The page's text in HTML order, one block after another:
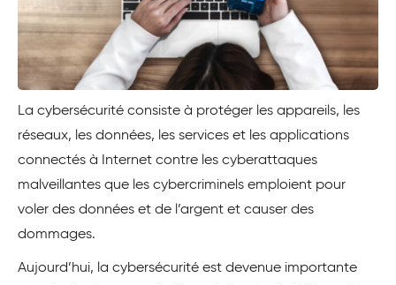
La cybersécurité consiste à protéger les appareils, les
réseaux, les données, les services et les applications
connectés à Internet contre les cyberattaques
malveillantes que les cybercriminels emploient pour
voler des données et de l’argent et causer des
dommages.
Aujourd’hui, la cybersécurité est devenue importante